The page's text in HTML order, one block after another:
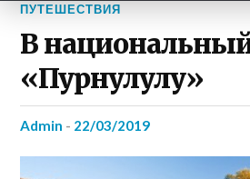
ПУТЕШЕСТВИЯ
В
«Пурнулулу»
admin - 22/03/2019